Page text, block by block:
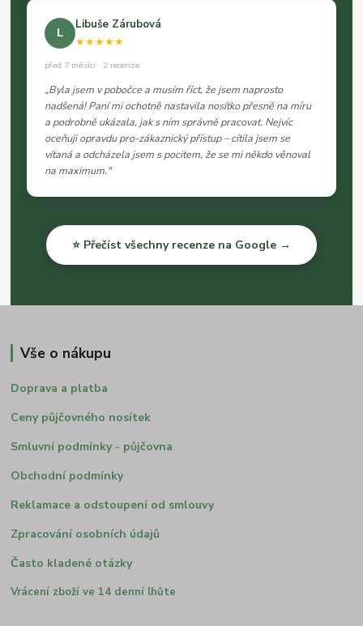
L
Libuše Zárubová
★★★★★
před 7 měsíci · 2 recenze
„Byla jsem v pobočce a musím říct, že jsem naprosto
nadšená! Paní mi ochotně nastavila nosítko přesně na míru
a podrobně ukázala, jak s ním správně pracovat. Nejvíc
oceňuji opravdu pro-zákaznický přístup – cítila jsem se
vítaná a odcházela jsem s pocitem, že se mi někdo věnoval
na maximum."
⭐ Přečíst všechny recenze na Google →
Vše o nákupu
Doprava a platba
Ceny půjčovného nosítek
Smluvní podmínky - půjčovna
Obchodní podmínky
Reklamace a odstoupení od smlouvy
Zpracování osobních údajů
Často kladené otázky
Vrácení zboží ve 14 denní lhůte